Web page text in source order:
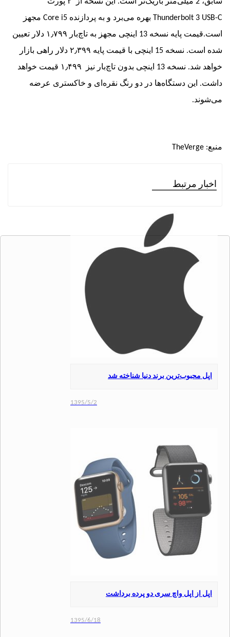
Thunderbolt 3بهره می‌برد و به پردازندهCore i5مجهز
است.قیمت پایه نسخه 13 اینچی مجهز به تاچ‌بار ۱٫۷۹۹ دلار تعیین
شده است. نسخه 15 اینچی با قیمت پایه ۲٫۳۹۹ دلار راهی بازار
خواهد شد. نسخه 13 اینچی بدون تاچ‌بار نیز ۱٫۴۹۹ قیمت خواهد
دستگاه‌ها در دو رنگ نقره‌ای و خاکستری عرضه
مرتبط
محبوب‌ترین برند دنیا شناخته شد
از اپل واچ سری دو پرده برداشت
1395/6/18